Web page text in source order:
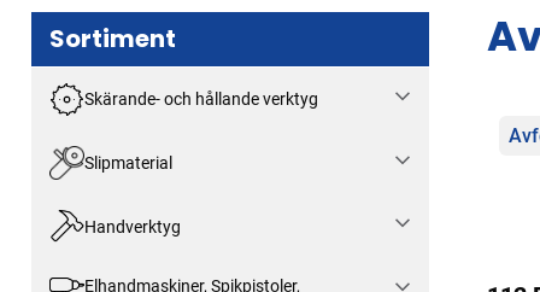
Sortiment
Skärande- och hållande verktyg
Slipmaterial
Handverktyg
Elhandmaskiner, Spikpistoler,